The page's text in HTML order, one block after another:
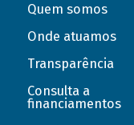
Quem somos
Onde atuamos
Transparência
Consulta a
financiamentos